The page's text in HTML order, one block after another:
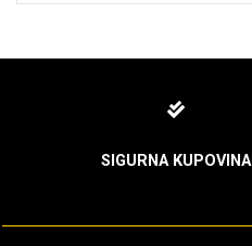
SIGURNA KUPOVINA